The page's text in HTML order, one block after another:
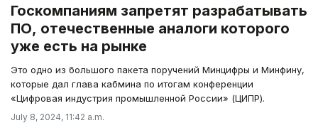
Госкомпаниям запретят разрабатывать
ПО, отечественные аналоги которого
уже есть на рынке
Это одно из большого пакета поручений Минцифры и Минфину,
которые дал глава кабмина по итогам конференции
«Цифровая индустрия промышленной России» (ЦИПР).
July 8, 2024, 11:42 a.m.